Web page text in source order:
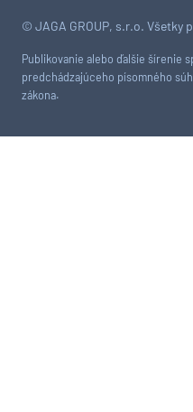
© JAGA GROUP, s.r.o. Všetky
Publikovanie alebo ďalšie šírenie
predchádzajúceho písomného
zákona.